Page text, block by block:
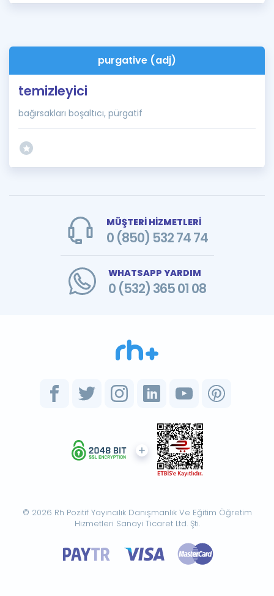
purgative (adj)
temizleyici
bağırsakları boşaltıcı, pürgatif
MÜŞTERİ HİZMETLERİ
0 (850) 532 74 74
WHATSAPP YARDIM
0 (532) 365 01 08
© 2026 Rh Pozitif Yayıncılık Danışmanlık Ve Eğitim Öğretim
Hizmetleri Sanayi Ticaret Ltd. Şti.